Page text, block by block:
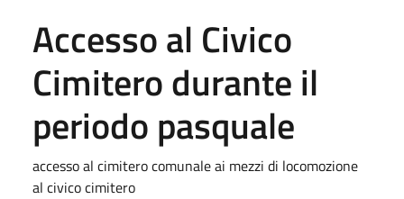
Accesso al Civico
Cimitero durante il
periodo pasquale
accesso al cimitero comunale ai mezzi di locomozione
al civico cimitero